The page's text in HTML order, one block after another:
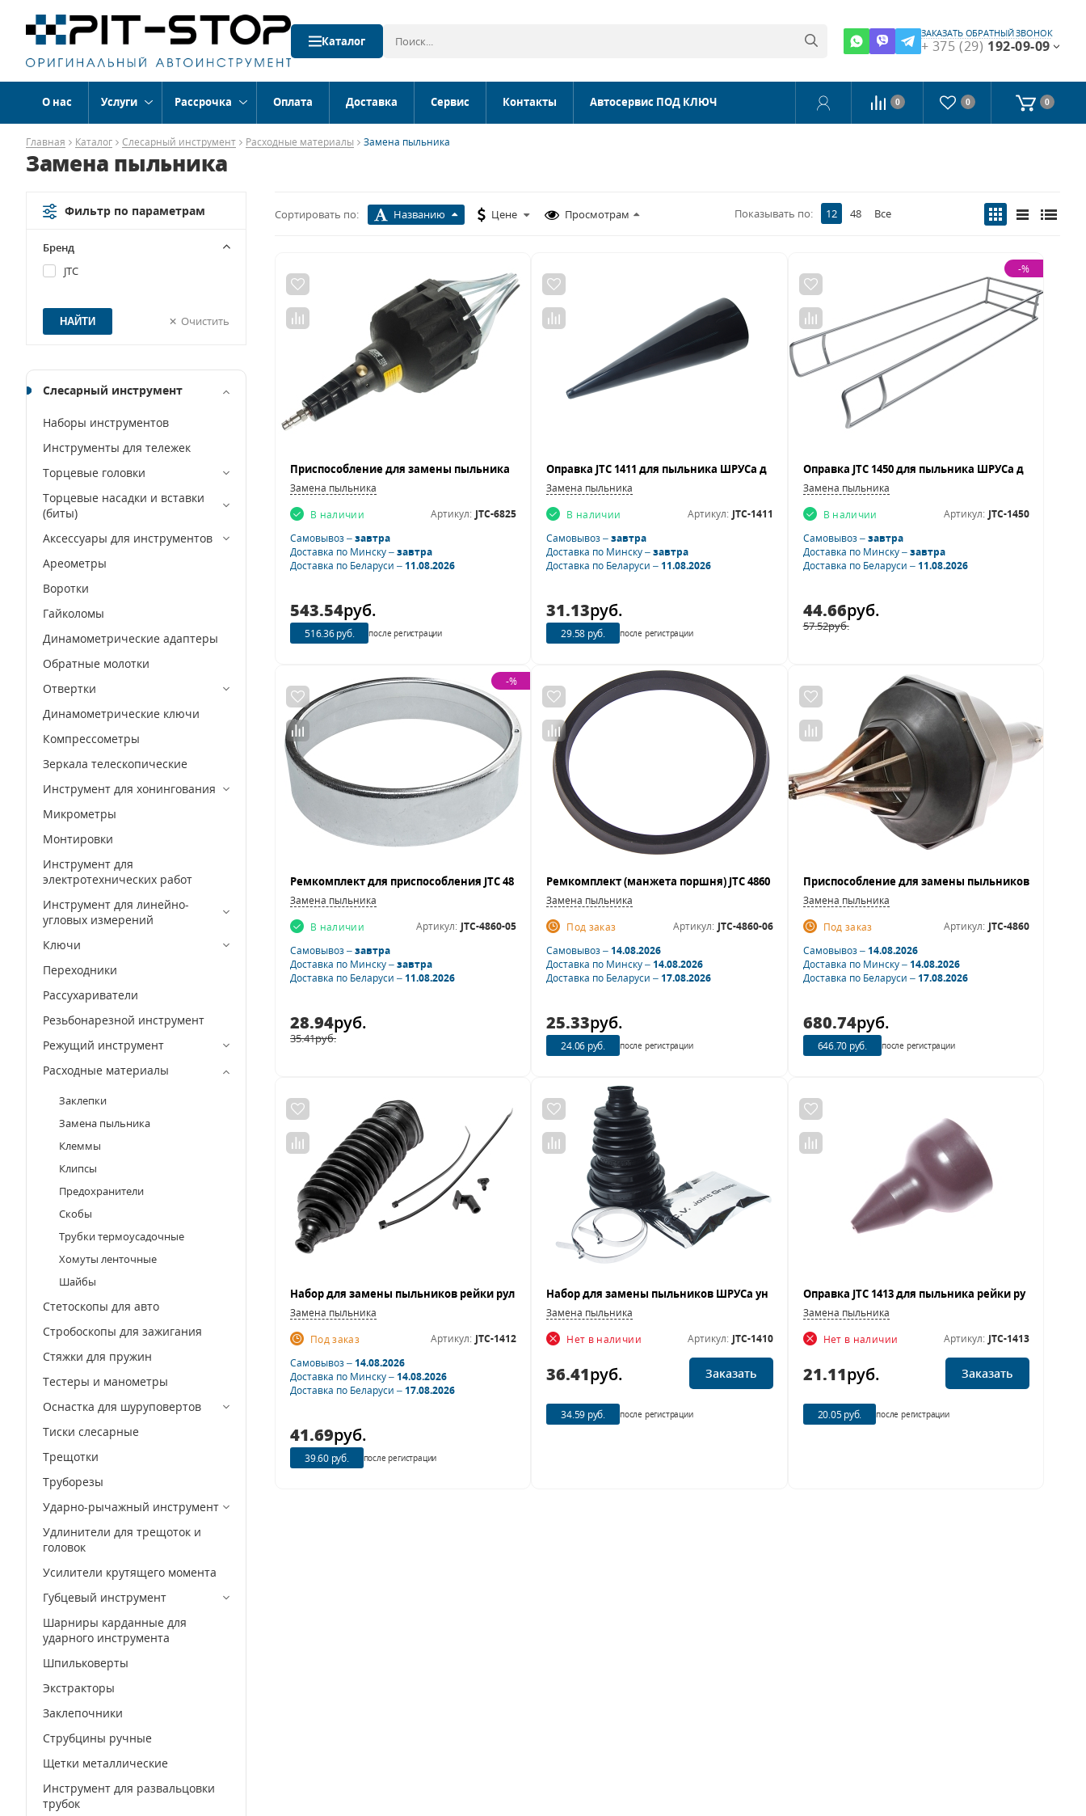
Каталог
ЗАКАЗАТЬ ОБРАТНЫЙ ЗВОНОК
+ 375 (29) 192-09-09
О нас Услуги Рассрочка Оплата Доставка Сервис Контакты Автосервис ПОД КЛЮЧ 0 0 0
Главная Каталог Слесарный инструмент Расходные материалы Замена пыльника
Замена пыльника
Фильтр по параметрам
Бренд
JTC
Очистить
Слесарный инструмент
Наборы инструментов
Инструменты для тележек
Торцевые головки
Торцевые насадки и вставки
(биты)
Аксессуары для инструментов
Ареометры
Воротки
Гайколомы
Динамометрические адаптеры
Обратные молотки
Отвертки
Динамометрические ключи
Компрессометры
Зеркала телескопические
Инструмент для хонингования
Микрометры
Монтировки
Инструмент для
электротехнических работ
Инструмент для линейно-
угловых измерений
Ключи
Переходники
Рассухариватели
Резьбонарезной инструмент
Режущий инструмент
Расходные материалы
Заклепки
Замена пыльника
Клеммы
Клипсы
Предохранители
Скобы
Трубки термоусадочные
Хомуты ленточные
Шайбы
Стетоскопы для авто
Стробоскопы для зажигания
Стяжки для пружин
Тестеры и манометры
Оснастка для шуруповертов
Тиски слесарные
Трещотки
Труборезы
Ударно-рычажный инструмент
Удлинители для трещоток и
головок
Усилители крутящего момента
Губцевый инструмент
Шарниры карданные для
ударного инструмента
Шпильковерты
Экстракторы
Заклепочники
Струбцины ручные
Щетки металлические
Инструмент для развальцовки
трубок
Сортировать по: Названию Цене Просмотрам Показывать по: 12 48 Все
Замена пыльника
В наличии
Артикул: JTC-6825
Самовывоз –завтра
Доставка по Минску –завтра
Доставка по Беларуси –11.08.2026
543.54руб.
516.36 руб. после регистрации
Замена пыльника
В наличии
Артикул: JTC-1411
Самовывоз –завтра
Доставка по Минску –завтра
Доставка по Беларуси –11.08.2026
31.13руб.
29.58 руб. после регистрации
-%
Замена пыльника
В наличии
Артикул: JTC-1450
Самовывоз –завтра
Доставка по Минску –завтра
Доставка по Беларуси –11.08.2026
44.66руб.
57.52руб.
-%
Замена пыльника
В наличии
Артикул: JTC-4860-05
Самовывоз –завтра
Доставка по Минску –завтра
Доставка по Беларуси –11.08.2026
28.94руб.
35.41руб.
Замена пыльника
Под заказ
Артикул: JTC-4860-06
Самовывоз –14.08.2026
Доставка по Минску –14.08.2026
Доставка по Беларуси –17.08.2026
25.33руб.
24.06 руб. после регистрации
Замена пыльника
Под заказ
Артикул: JTC-4860
Самовывоз –14.08.2026
Доставка по Минску –14.08.2026
Доставка по Беларуси –17.08.2026
680.74руб.
646.70 руб. после регистрации
Замена пыльника
Под заказ
Артикул: JTC-1412
Самовывоз –14.08.2026
Доставка по Минску –14.08.2026
Доставка по Беларуси –17.08.2026
41.69руб.
39.60 руб. после регистрации
Замена пыльника
Нет в наличии
Артикул: JTC-1410
36.41руб. Заказать
34.59 руб. после регистрации
Замена пыльника
Нет в наличии
Артикул: JTC-1413
21.11руб. Заказать
20.05 руб. после регистрации